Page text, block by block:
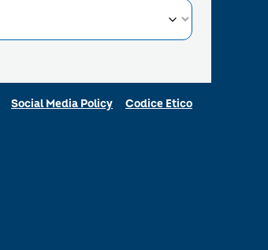
Social Media Policy Codice Etico